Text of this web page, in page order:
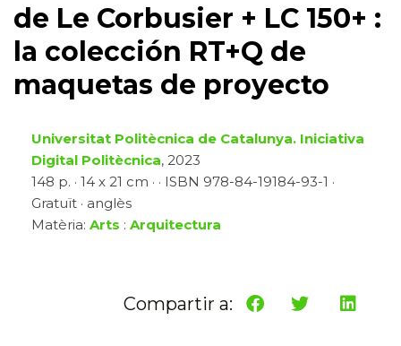
de Le Corbusier + LC 150+ :
la colección RT+Q de
maquetas de proyecto
Universitat Politècnica de Catalunya. Iniciativa
Digital Politècnica, 2023
148 p. · 14 x 21 cm · · ISBN 978-84-19184-93-1 ·
Gratuït · anglès
Matèria: Arts : Arquitectura
Compartir a: